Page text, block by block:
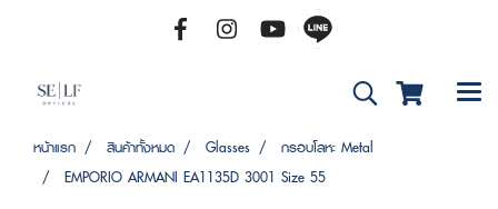
หน้าแรก สินค้าทั้งหมด Glasses
กรอบโลหะ Metal
EMPORIO ARMANI EA1135D 3001 Size 55